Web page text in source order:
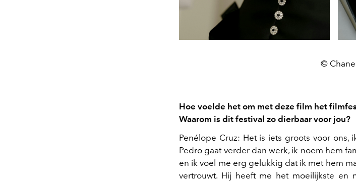
©
Hoe voelde het om met deze film het
Waarom is dit festival zo dierbaar voor jou?
Penélope Cruz: Het is iets groots voor ons,
Pedro gaat verder dan werk, ik noem hem
en ik voel me erg gelukkig dat ik met hem
vertrouwt. Hij heeft me het moeilijkste en